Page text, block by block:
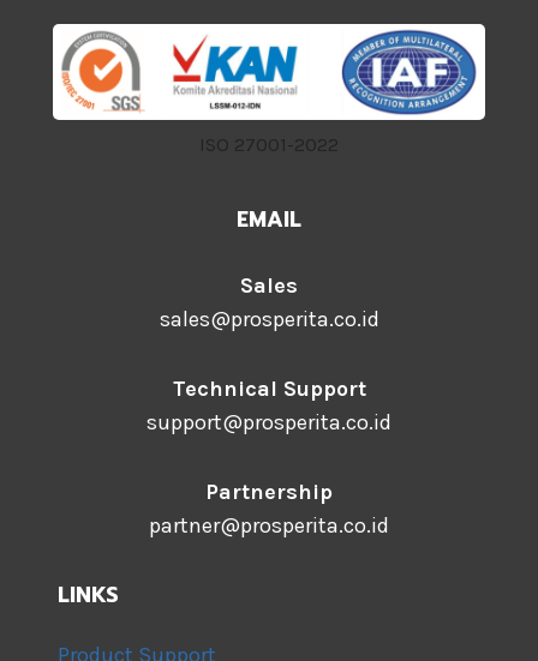
ISO 27001-2022
EMAIL
Sales
sales@prosperita.co.id
Technical Support
support@prosperita.co.id
Partnership
partner@prosperita.co.id
LINKS
Product Support